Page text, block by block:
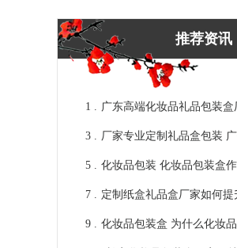
推荐资讯
1 .
广东高端化妆品礼品包装盒
3 .
厂家专业定制礼品盒包装 广州礼盒包装
5 .
化妆品包装 化妆品包装盒作
7 .
定制纸盒礼品盒厂家如何提
9 .
化妆品包装盒 为什么化妆品